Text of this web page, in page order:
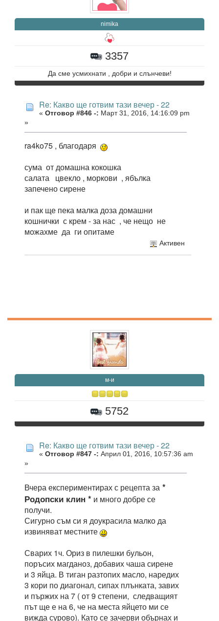
nimika
3357
Да сме усмихнати , добри и слънчеви!
Re: Какво ще готвим тази вечер - 22
« Отговор #846 -: Март 31, 2016, 14:16:09 pm
»
ra4ko75 , благодаря
сума от домашна кокошка
салата цвекло , моркови , ябълка
запечено сирене
и пак ще пека малка доза домашни
кошнички с крем - за нас , че нещо не
можахме да ги опитаме
Активен
м-и
5752
Re: Какво ще готвим тази вечер - 22
« Отговор #847 -: Април 01, 2016, 10:57:36 am
»
Вчера експериментирах с рецепта за *
Родопски клин * и много добре се
получи.
Сигурно съм си я доукрасила малко да
извиняват местните
Сварих 1ч. Ориз в пилешки бульон,
поръсих магданоз, добавих чаша сирене
и 3 яйца. В тиган разтопих масло, наредих
3 кори по диагонал, сипах плънката, завих
и пържих на 7 ( от 9 степени, следващият
път ще е на 6, че на места яйцето ми се
вижда сурово). Като се зачерви обърнах и